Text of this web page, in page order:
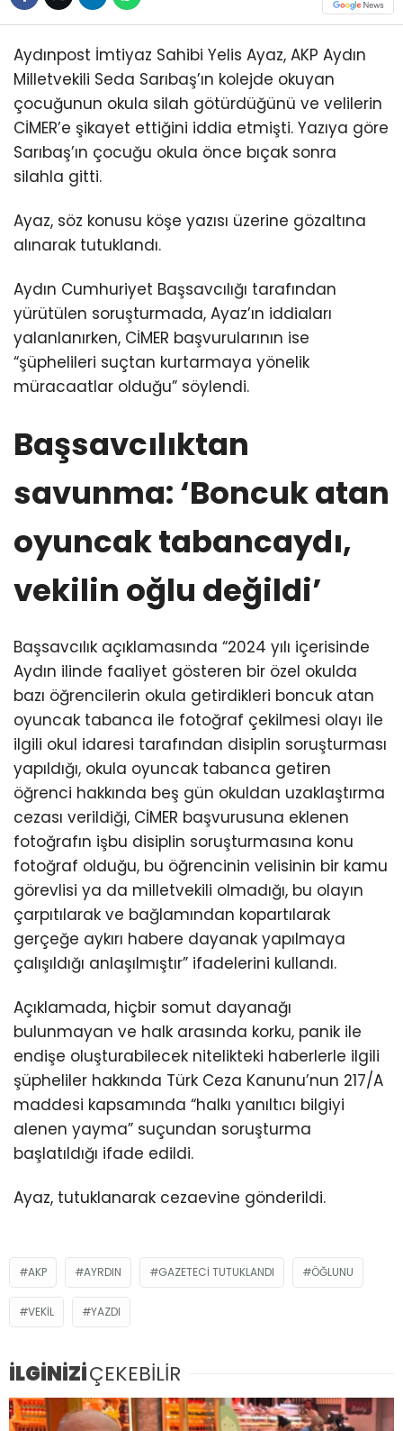
Aydınpost İmtiyaz Sahibi Yelis Ayaz, AKP Aydın
Milletvekili Seda Sarıbaş’ın kolejde okuyan
çocuğunun okula silah götürdüğünü ve velilerin
CİMER’e şikayet ettiğini iddia etmişti. Yazıya göre
Sarıbaş’ın çocuğu okula önce bıçak sonra
silahla gitti.
Ayaz, söz konusu köşe yazısı üzerine gözaltına
alınarak tutuklandı.
Aydın Cumhuriyet Başsavcılığı tarafından
yürütülen soruşturmada, Ayaz’ın iddiaları
yalanlanırken, CİMER başvurularının ise
“şüphelileri suçtan kurtarmaya yönelik
müracaatlar olduğu” söylendi.
Başsavcılıktan
savunma: ‘Boncuk atan
oyuncak tabancaydı,
vekilin oğlu değildi’
Başsavcılık açıklamasında “2024 yılı içerisinde
Aydın ilinde faaliyet gösteren bir özel okulda
bazı öğrencilerin okula getirdikleri boncuk atan
oyuncak tabanca ile fotoğraf çekilmesi olayı ile
ilgili okul idaresi tarafından disiplin soruşturması
yapıldığı, okula oyuncak tabanca getiren
öğrenci hakkında beş gün okuldan uzaklaştırma
cezası verildiği, CİMER başvurusuna eklenen
fotoğrafın işbu disiplin soruşturmasına konu
fotoğraf olduğu, bu öğrencinin velisinin bir kamu
görevlisi ya da milletvekili olmadığı, bu olayın
çarpıtılarak ve bağlamından kopartılarak
gerçeğe aykırı habere dayanak yapılmaya
çalışıldığı anlaşılmıştır” ifadelerini kullandı.
Açıklamada, hiçbir somut dayanağı
bulunmayan ve halk arasında korku, panik ile
endişe oluşturabilecek nitelikteki haberlerle ilgili
şüpheliler hakkında Türk Ceza Kanunu’nun 217/A
maddesi kapsamında “halkı yanıltıcı bilgiyi
alenen yayma” suçundan soruşturma
başlatıldığı ifade edildi.
Ayaz, tutuklanarak cezaevine gönderildi.
AKP AYRDIN GAZETECI TUTUKLANDI ÖĞLUNU
VEKIL YAZDI
İLGİNİZİÇEKEBİLİR